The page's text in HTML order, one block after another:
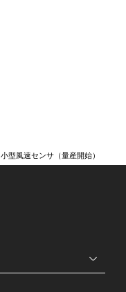
小型風速センサ（量産開始）